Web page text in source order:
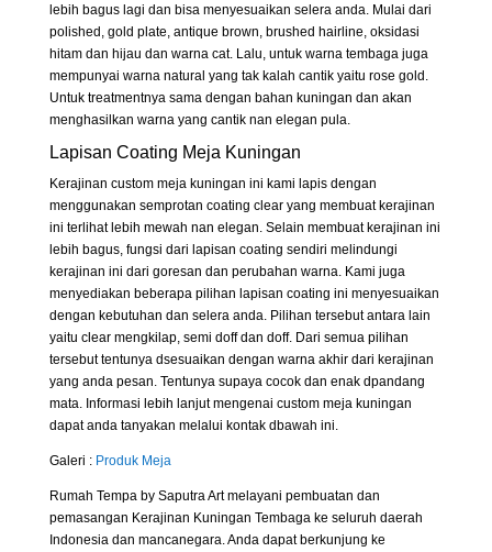
lebih bagus lagi dan bisa menyesuaikan selera anda. Mulai dari
polished, gold plate, antique brown, brushed hairline, oksidasi
hitam dan hijau dan warna cat. Lalu, untuk warna tembaga juga
mempunyai warna natural yang tak kalah cantik yaitu rose gold.
Untuk treatmentnya sama dengan bahan kuningan dan akan
menghasilkan warna yang cantik nan elegan pula.
Lapisan Coating Meja Kuningan
Kerajinan custom meja kuningan ini kami lapis dengan
menggunakan semprotan coating clear yang membuat kerajinan
ini terlihat lebih mewah nan elegan. Selain membuat kerajinan ini
lebih bagus, fungsi dari lapisan coating sendiri melindungi
kerajinan ini dari goresan dan perubahan warna. Kami juga
menyediakan beberapa pilihan lapisan coating ini menyesuaikan
dengan kebutuhan dan selera anda. Pilihan tersebut antara lain
yaitu clear mengkilap, semi doff dan doff. Dari semua pilihan
tersebut tentunya dsesuaikan dengan warna akhir dari kerajinan
yang anda pesan. Tentunya supaya cocok dan enak dpandang
mata. Informasi lebih lanjut mengenai custom meja kuningan
dapat anda tanyakan melalui kontak dbawah ini.
Galeri : Produk Meja
Rumah Tempa by Saputra Art melayani pembuatan dan
pemasangan Kerajinan Kuningan Tembaga ke seluruh daerah
Indonesia dan mancanegara. Anda dapat berkunjung ke